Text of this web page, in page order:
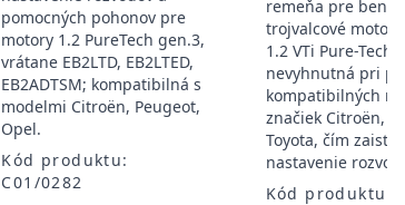
pomocných pohonov pre
motory 1.2 PureTech gen.3,
vrátane EB2LTD, EB2LTED,
EB2ADTSM; kompatibilná s
modelmi Citroën, Peugeot,
Opel.
Kód produktu:
C01/0282
remeňa pre
trojvalcové motory
1.2 VTi Pure-Tech.
nevyhnutná pri
kompatibilných
značiek Citroën,
Toyota, čím
nastavenie
Kód produktu: